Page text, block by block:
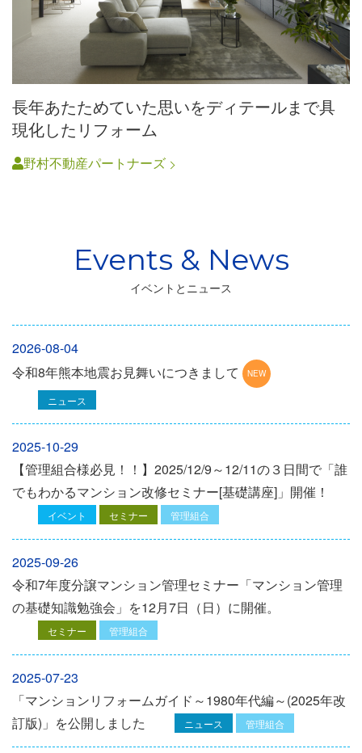
長年あたためていた思いをディテールまで具
現化したリフォーム
野村不動産パートナーズ
イベントとニュース
2026-08-04
令和8年熊本地震お見舞いにつきまして
ニュース
2025-10-29
【管理組合様必見！！】2025/12/9～12/11の３日間で「誰
でもわかるマンション改修セミナー[基礎講座]」開催！
イベント セミナー 管理組合
2025-09-26
令和7年度分譲マンション管理セミナー「マンション管理
の基礎知識勉強会」を12⽉7⽇（⽇）に開催。
セミナー 管理組合
2025-07-23
「マンションリフォームガイド～1980年代編～(2025年改
訂版)」を公開しました
ニュース 管理組合